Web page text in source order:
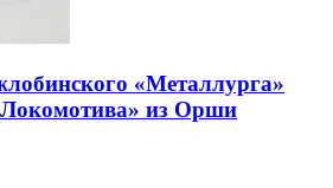
«Металлурга»
из Орши